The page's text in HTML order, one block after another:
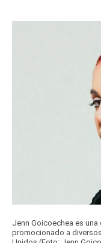
Jenn Goicoechea es una
promocionado a